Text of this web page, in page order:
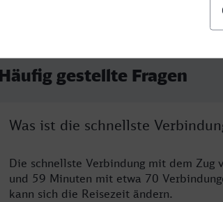
gestellte Fragen
Was ist die schnellste
Die schnellste Verbindung mit dem Zug
und 59 Minuten mit etwa 70
kann sich die Reisezeit ändern.